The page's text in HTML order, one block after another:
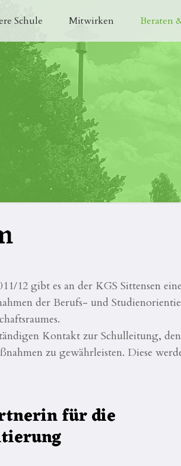
Schule Mitwirken Beraten
12 gibt es an der KGS Sittensen
der Berufs- und
Kontakt zur Schulleitung,
zu gewährleisten. Diese
für die